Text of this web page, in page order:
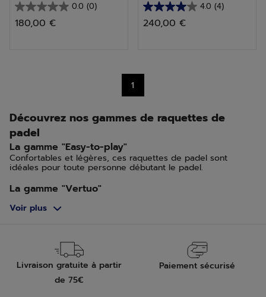
0.0 (0)
0.0
sur
180,00 €
4.0 (4)
4.0
sur
4
240,00 €
1
Découvrez nos gammes de raquettes de
padel
La gamme "Easy-to-play"
Confortables et légères, ces raquettes de padel sont
idéales pour toute personne débutant le padel.
La gamme "Vertuo"
intermédiaires qui souhaitent progresser rapidement.
La raquette de padel Veron est destinée aux joueurs
réguliers de niveau avancé ou expérimenté.
La gamme "Viper"
La gamme Viper est parfaite pour les compétiteurs
Voir plus
Livraison gratuite à partir
de 75€
Paiement sécurisé